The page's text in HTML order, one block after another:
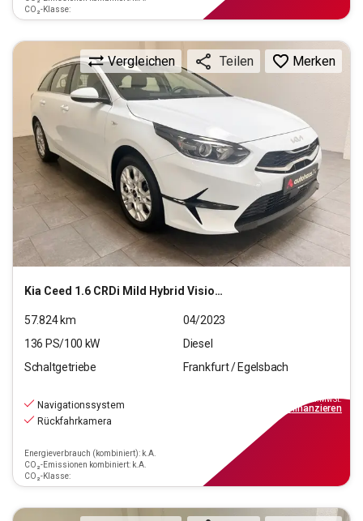
CO₂-Klasse:
Kia Ceed 1.6 CRDi Mild Hybrid Vision (EURO 6d)
Vergleichen Teilen Merken
57.824km
04/2023
136 PS/100 kW
Diesel
Schaltgetriebe
Frankfurt / Egelsbach
Navigationssystem
Rückfahrkamera
Energieverbrauch (kombiniert): k.A.
CO₂-Emissionen kombiniert: k.A.
CO₂-Klasse:
inkl.MwSt.
finanzieren